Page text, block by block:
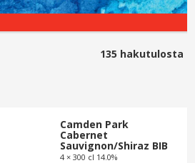
135 hakutulosta
Camden Park
Cabernet
Sauvignon/Shiraz BIB
4 × 300 cl 14.0%